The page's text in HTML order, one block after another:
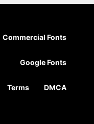
Commercial Fonts
Google Fonts
Terms DMCA